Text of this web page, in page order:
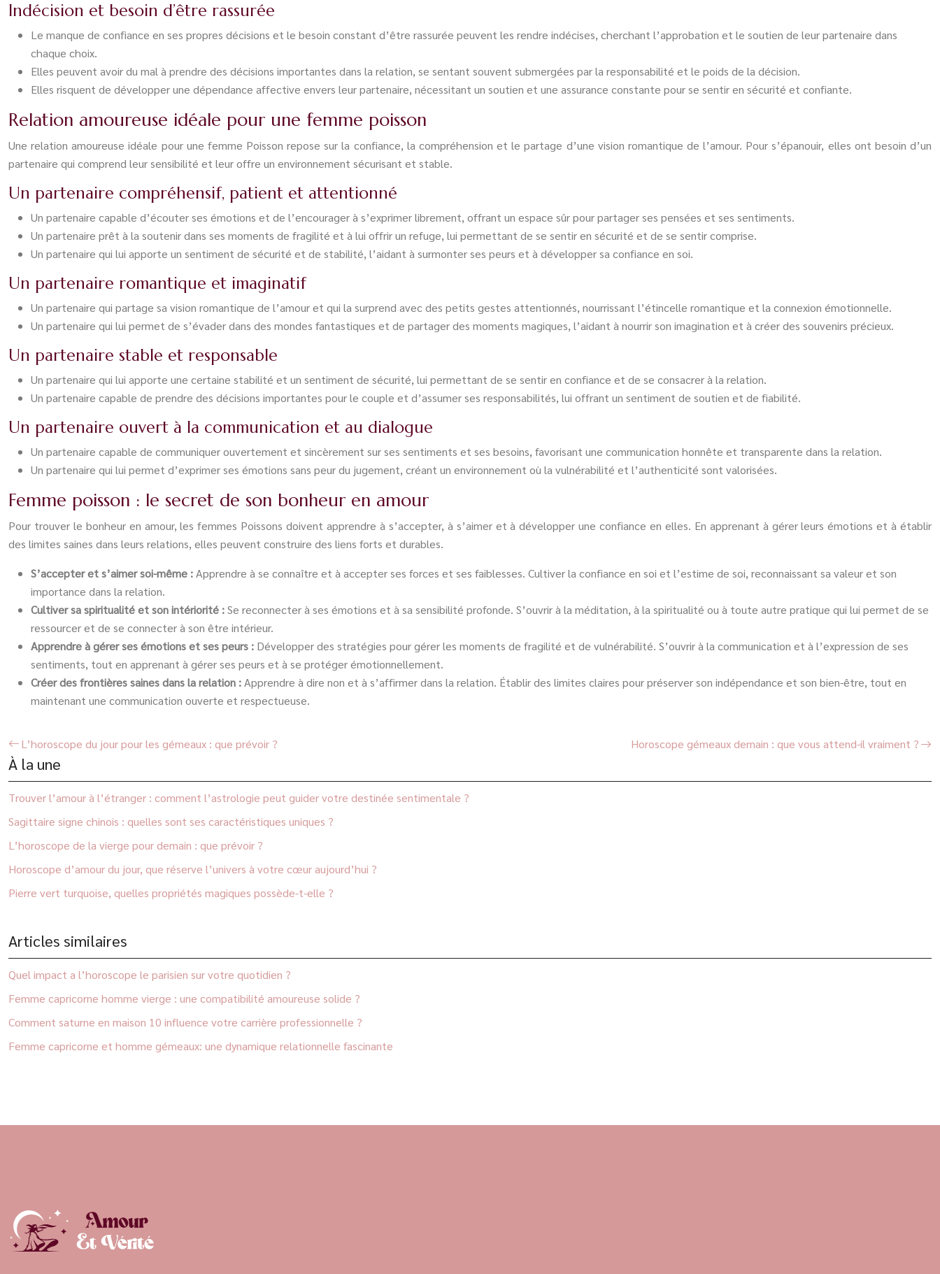
Indécision et besoin d’être rassurée
Le manque de confiance en ses propres décisions et le besoin constant d’être rassurée peuvent les rendre indécises, cherchant l’approbation et le soutien de leur partenaire dans
chaque choix.
Elles peuvent avoir du mal à prendre des décisions importantes dans la relation, se sentant souvent submergées par la responsabilité et le poids de la décision.
Elles risquent de développer une dépendance affective envers leur partenaire, nécessitant un soutien et une assurance constante pour se sentir en sécurité et confiante.
Relation amoureuse idéale pour une femme poisson
Une relation amoureuse idéale pour une femme Poisson repose sur la confiance, la compréhension et le partage d’une vision romantique de l’amour. Pour s’épanouir, elles ont besoin d’un
partenaire qui comprend leur sensibilité et leur offre un environnement sécurisant et stable.
Un partenaire compréhensif, patient et attentionné
Un partenaire capable d’écouter ses émotions et de l’encourager à s’exprimer librement, offrant un espace sûr pour partager ses pensées et ses sentiments.
Un partenaire prêt à la soutenir dans ses moments de fragilité et à lui offrir un refuge, lui permettant de se sentir en sécurité et de se sentir comprise.
Un partenaire qui lui apporte un sentiment de sécurité et de stabilité, l’aidant à surmonter ses peurs et à développer sa confiance en soi.
Un partenaire romantique et imaginatif
Un partenaire qui partage sa vision romantique de l’amour et qui la surprend avec des petits gestes attentionnés, nourrissant l’étincelle romantique et la connexion émotionnelle.
Un partenaire qui lui permet de s’évader dans des mondes fantastiques et de partager des moments magiques, l’aidant à nourrir son imagination et à créer des souvenirs précieux.
Un partenaire stable et responsable
Un partenaire qui lui apporte une certaine stabilité et un sentiment de sécurité, lui permettant de se sentir en confiance et de se consacrer à la relation.
Un partenaire capable de prendre des décisions importantes pour le couple et d’assumer ses responsabilités, lui offrant un sentiment de soutien et de fiabilité.
Un partenaire ouvert à la communication et au dialogue
Un partenaire capable de communiquer ouvertement et sincèrement sur ses sentiments et ses besoins, favorisant une communication honnête et transparente dans la relation.
Un partenaire qui lui permet d’exprimer ses émotions sans peur du jugement, créant un environnement où la vulnérabilité et l’authenticité sont valorisées.
Femme poisson : le secret de son bonheur en amour
Pour trouver le bonheur en amour, les femmes Poissons doivent apprendre à s’accepter, à s’aimer et à développer une confiance en elles. En apprenant à gérer leurs émotions et à établir
des limites saines dans leurs relations, elles peuvent construire des liens forts et durables.
S’accepter et s’aimer soi-même :Apprendre à se connaître et à accepter ses forces et ses faiblesses. Cultiver la confiance en soi et l’estime de soi, reconnaissant sa valeur et son
importance dans la relation.
Cultiver sa spiritualité et son intériorité :Se reconnecter à ses émotions et à sa sensibilité profonde. S’ouvrir à la méditation, à la spiritualité ou à toute autre pratique qui lui permet de se
ressourcer et de se connecter à son être intérieur.
Apprendre à gérer ses émotions et ses peurs : Développer des stratégies pour gérer les moments de fragilité et de vulnérabilité. S’ouvrir à la communication et à l’expression de ses
sentiments, tout en apprenant à gérer ses peurs et à se protéger émotionnellement.
Créer des frontières saines dans la relation :Apprendre à dire non et à s’affirmer dans la relation. Établir des limites claires pour préserver son indépendance et son bien-être, tout en
maintenant une communication ouverte et respectueuse.
L’horoscope du jour pour les gémeaux : que prévoir ? Horoscope gémeaux demain : que vous attend-il vraiment ?
À la une
Trouver l’amour à l’étranger : comment l’astrologie peut guider votre destinée sentimentale ?
Sagittaire signe chinois : quelles sont ses caractéristiques uniques ?
L’horoscope de la vierge pour demain : que prévoir ?
Horoscope d’amour du jour, que réserve l’univers à votre cœur aujourd’hui ?
Pierre vert turquoise, quelles propriétés magiques possède-t-elle ?
Articles similaires
Quel impact a l’horoscope le parisien sur votre quotidien ?
Femme capricorne homme vierge : une compatibilité amoureuse solide ?
Comment saturne en maison 10 influence votre carrière professionnelle ?
Femme capricorne et homme gémeaux: une dynamique relationnelle fascinante